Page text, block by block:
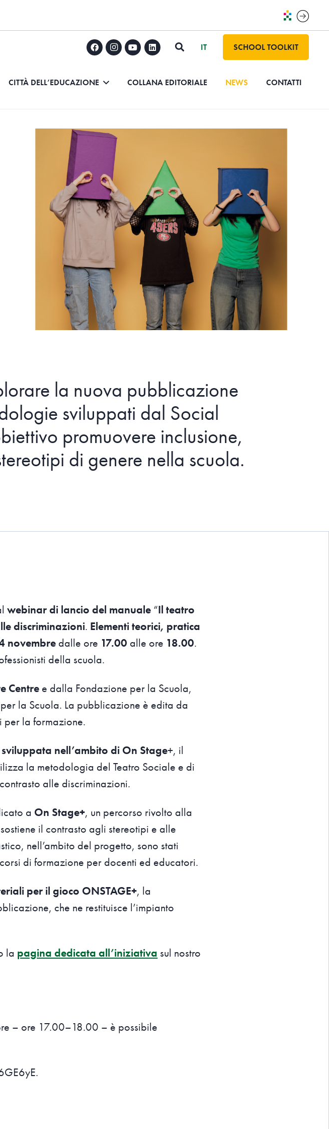
SCHOOL TOOLKIT
CITTÀ DELL’EDUCAZIONE COLLANA EDITORIALE NEWS CONTATTI
la nuova pubblicazione
sviluppati dal Social
promuovere inclusione,
di genere nella scuola.
webinar di lancio del manuale “Il teatro
discriminazioni. Elementi teorici, pratica
novembre dalle ore 17.00 alle ore 18.00.
della scuola.
Centre e dalla Fondazione per la Scuola,
la Scuola. La pubblicazione è edita da
la formazione.
nell’ambito di On Stage+, il
la metodologia del Teatro Sociale e di
alle discriminazioni.
a On Stage+, un percorso rivolto alla
il contrasto agli stereotipi e alle
nell’ambito del progetto, sono stati
di formazione per docenti ed educatori.
per il gioco ONSTAGE+, la
che ne restituisce l’impianto
la pagina dedicata all’iniziativa sul nostro
– ore 17.00–18.00 – è possibile